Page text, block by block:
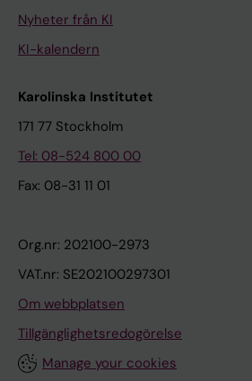
Nyheter från KI
KI-kalendern
Karolinska Institutet
171 77 Stockholm
Tel: 08-524 800 00
Fax: 08-31 11 01
Org.nr: 202100-2973
VAT.nr: SE202100297301
Om webbplatsen
Tillgänglighetsredogörelse
Manage your cookies